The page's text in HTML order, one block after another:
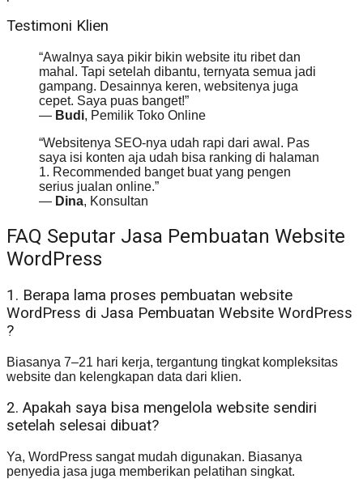
Testimoni Klien
“Awalnya saya pikir bikin website itu ribet dan
mahal. Tapi setelah dibantu, ternyata semua jadi
gampang. Desainnya keren, websitenya juga
cepet. Saya puas banget!”
— Budi, Pemilik Toko Online
“Websitenya SEO-nya udah rapi dari awal. Pas
saya isi konten aja udah bisa ranking di halaman
1. Recommended banget buat yang pengen
serius jualan online.”
— Dina, Konsultan
FAQ Seputar Jasa Pembuatan Website
WordPress
1. Berapa lama proses pembuatan website
WordPress di Jasa Pembuatan Website WordPress
?
Biasanya 7–21 hari kerja, tergantung tingkat kompleksitas
website dan kelengkapan data dari klien.
2. Apakah saya bisa mengelola website sendiri
setelah selesai dibuat?
Ya, WordPress sangat mudah digunakan. Biasanya
penyedia jasa juga memberikan pelatihan singkat.